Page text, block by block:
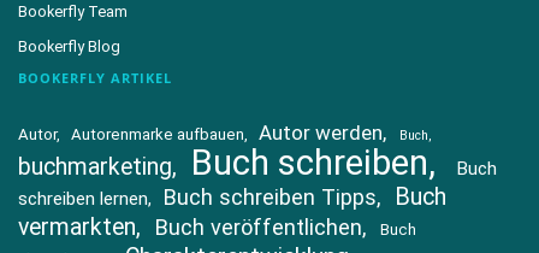
Bookerfly Team
Bookerfly Blog
BOOKERFLY ARTIKEL
Autor Autorenmarke aufbauen Autor werden Buch
buchmarketing Buch schreiben
Buch
schreiben lernen
Buch schreiben Tipps
Buch
vermarkten
Buch veröffentlichen
Buch